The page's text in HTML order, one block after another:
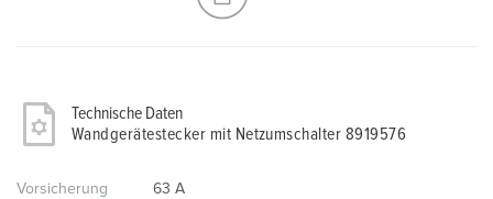
Technische Daten
Wandgerätestecker mit Netzumschalter 8919576
Vorsicherung
63 A